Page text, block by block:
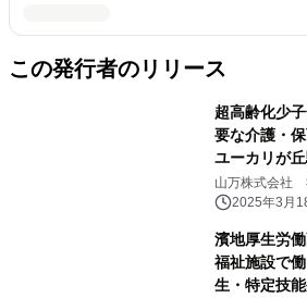
この発行者のリリース
超高齢化少
要な介護・
ユーカリが
を4月に開設
山万株式会社
2025年3月
濱地厚生労
福祉施設で
生・特定技